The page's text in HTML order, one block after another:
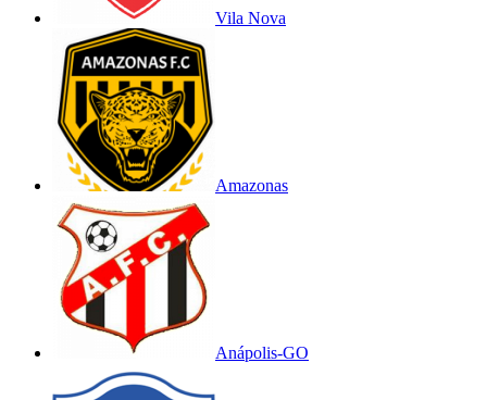
Vila Nova
Amazonas
Anápolis-GO